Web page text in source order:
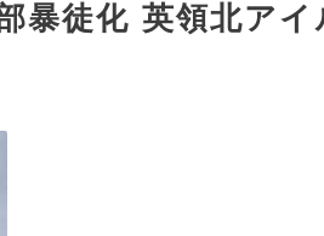
暴徒化 英領北アイ